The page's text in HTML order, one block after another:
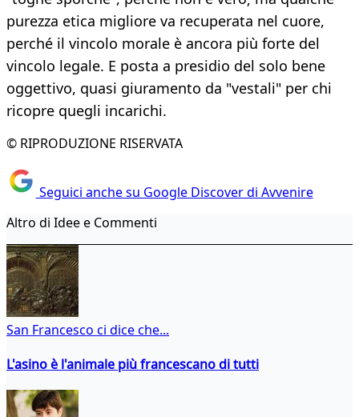
purezza etica migliore va recuperata nel cuore,
perché il vincolo morale è ancora più forte del
vincolo legale. E posta a presidio del solo bene
oggettivo, quasi giuramento da "vestali" per chi
ricopre quegli incarichi.
© RIPRODUZIONE RISERVATA
Seguici anche su Google Discover di Avvenire
Altro di Idee e Commenti
San Francesco ci dice che...
L'asino è l'animale più francescano di tutti